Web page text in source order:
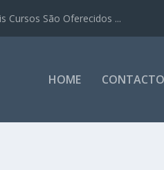
Cursos São Oferecidos ...
HOME CONTACTO